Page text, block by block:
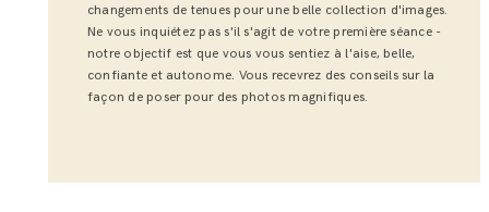
changements de tenues pour une belle collection d'images.
Ne vous inquiétez pas s'il s'agit de votre première séance -
notre objectif est que vous vous sentiez à l'aise, belle,
confiante et autonome. Vous recevrez des conseils sur la
façon de poser pour des photos magnifiques.